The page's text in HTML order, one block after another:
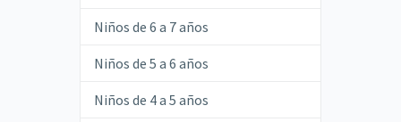
Niños de 6 a 7 años
Niños de 5 a 6 años
Niños de 4 a 5 años